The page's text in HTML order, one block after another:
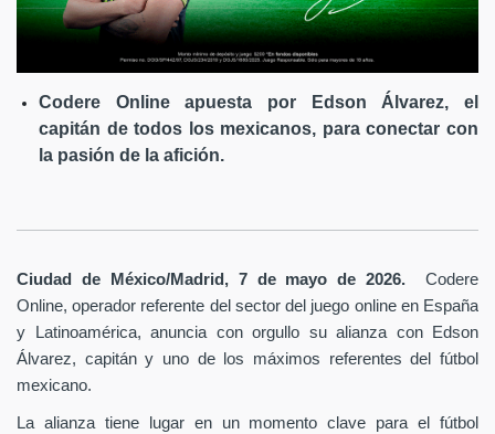
Codere Online apuesta por Edson Álvarez, el
capitán de todos los mexicanos, para conectar con
la pasión de la afición.
Ciudad de México/Madrid, 7 de mayo de 2026. Codere
Online, operador referente del sector del juego online en España
y Latinoamérica, anuncia con orgullo su alianza con Edson
Álvarez, capitán y uno de los máximos referentes del fútbol
mexicano.
La alianza tiene lugar en un momento clave para el fútbol